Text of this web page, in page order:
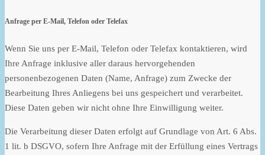
Anfrage per E-Mail, Telefon oder Telefax
Wenn Sie uns per E-Mail, Telefon oder Telefax kontaktieren, wird
Ihre Anfrage inklusive aller daraus hervorgehenden
personenbezogenen Daten (Name, Anfrage) zum Zwecke der
Bearbeitung Ihres Anliegens bei uns gespeichert und verarbeitet.
Diese Daten geben wir nicht ohne Ihre Einwilligung weiter.
Die Verarbeitung dieser Daten erfolgt auf Grundlage von Art. 6 Abs.
1 lit. b DSGVO, sofern Ihre Anfrage mit der Erfüllung eines Vertrags